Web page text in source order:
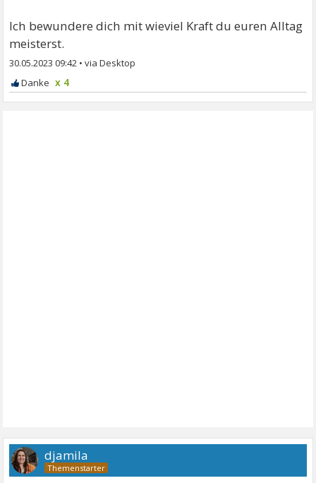
Ich bewundere dich mit wieviel Kraft du euren Alltag
meisterst.
30.05.2023 09:42 •
x 4
djamila